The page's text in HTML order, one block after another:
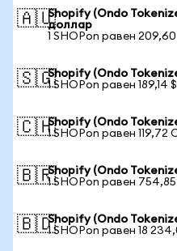
🇦🇺Shopify (Ondo
доллар
1 SHOPon равен 209,60
🇸🇬Shopify (Ondo
1 SHOPon равен 189,14 $
🇨🇭Shopify (Ondo
1 SHOPon равен 119,72
🇧🇷Shopify (Ondo
1 SHOPon равен 754,85
🇧🇩Shopify (Ondo
1 SHOPon равен 18